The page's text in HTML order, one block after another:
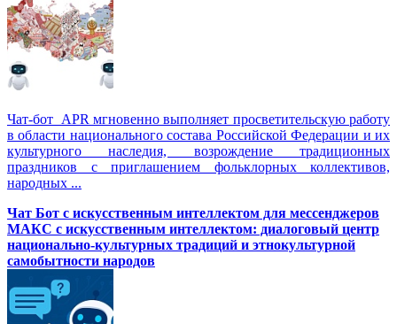
Чат-бот APR мгновенно выполняет просветительскую работу
в области национального состава Российской Федерации и их
культурного наследия, возрождение традиционных
праздников с приглашением фольклорных коллективов,
народных ...
Чат Бот с искусственным интеллектом для мессенджеров
МАКС с искусственным интеллектом: диалоговый центр
национально-культурных традиций и этнокультурной
самобытности народов